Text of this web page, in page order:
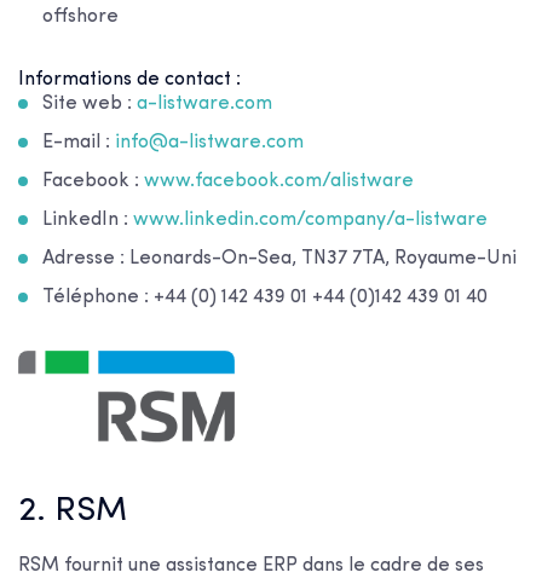
offshore
Informations de contact :
Site web : a-listware.com
E-mail : info@a-listware.com
Facebook : www.facebook.com/alistware
LinkedIn : www.linkedin.com/company/a-listware
Adresse : Leonards-On-Sea, TN37 7TA, Royaume-Uni
Téléphone : +44 (0) 142 439 01 +44 (0)142 439 01 40
2. RSM
RSM fournit une assistance ERP dans le cadre de ses